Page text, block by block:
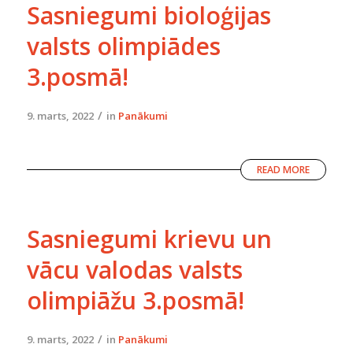
Sasniegumi bioloģijas
valsts olimpiādes
3.posmā!
9. marts, 2022 / in Panākumi
READ MORE
Sasniegumi krievu un
vācu valodas valsts
olimpiāžu 3.posmā!
9. marts, 2022 / in Panākumi